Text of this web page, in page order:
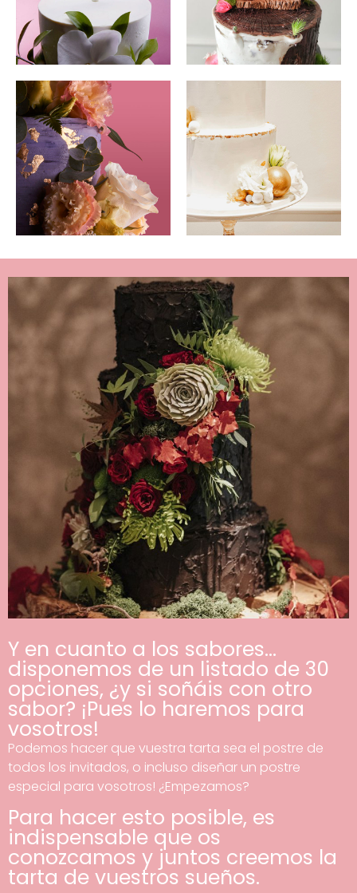
Y en cuanto a los sabores...
disponemos de un listado de 30
opciones, ¿y si soñáis con otro
sabor? ¡Pues lo haremos para
vosotros!
Podemos hacer que vuestra tarta sea el postre de
todos los invitados, o incluso diseñar un postre
especial para vosotros! ¿Empezamos?
Para hacer esto posible, es
indispensable que os
conozcamos y juntos creemos la
tarta de vuestros sueños.